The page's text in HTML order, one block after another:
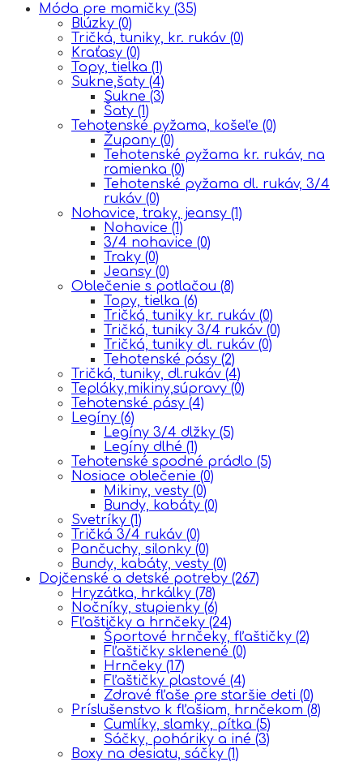
Móda pre mamičky (35)
Blúzky (0)
Tričká, tuniky, kr. rukáv (0)
Kraťasy (0)
Topy, tielka (1)
Sukne,šaty (4)
Sukne (3)
Šaty (1)
Tehotenské pyžama, košeľe (0)
Župany (0)
Tehotenské pyžama kr. rukáv, na
ramienka (0)
Tehotenské pyžama dl. rukáv, 3/4
rukáv (0)
Nohavice, traky, jeansy (1)
Nohavice (1)
3/4 nohavice (0)
Traky (0)
Jeansy (0)
Oblečenie s potlačou (8)
Topy, tielka (6)
Tričká, tuniky kr. rukáv (0)
Tričká, tuniky 3/4 rukáv (0)
Tričká, tuniky dl. rukáv (0)
Tehotenské pásy (2)
Tričká, tuniky, dl.rukáv (4)
Tepláky,mikiny,súpravy (0)
Tehotenské pásy (4)
Legíny (6)
Legíny 3/4 dlžky (5)
Legíny dlhé (1)
Tehotenské spodné prádlo (5)
Nosiace oblečenie (0)
Mikiny, vesty (0)
Bundy, kabáty (0)
Svetríky (1)
Tričká 3/4 rukáv (0)
Pančuchy, silonky (0)
Bundy, kabáty, vesty (0)
Dojčenské a detské potreby (267)
Hryzátka, hrkálky (78)
Nočníky, stupienky (6)
Fľaštičky a hrnčeky (24)
Športové hrnčeky, fľaštičky (2)
Fľaštičky sklenené (0)
Hrnčeky (17)
Fľaštičky plastové (4)
Zdravé fľaše pre staršie deti (0)
Príslušenstvo k fľašiam, hrnčekom (8)
Cumlíky, slamky, pítka (5)
Sáčky, poháriky a iné (3)
Boxy na desiatu, sáčky (1)